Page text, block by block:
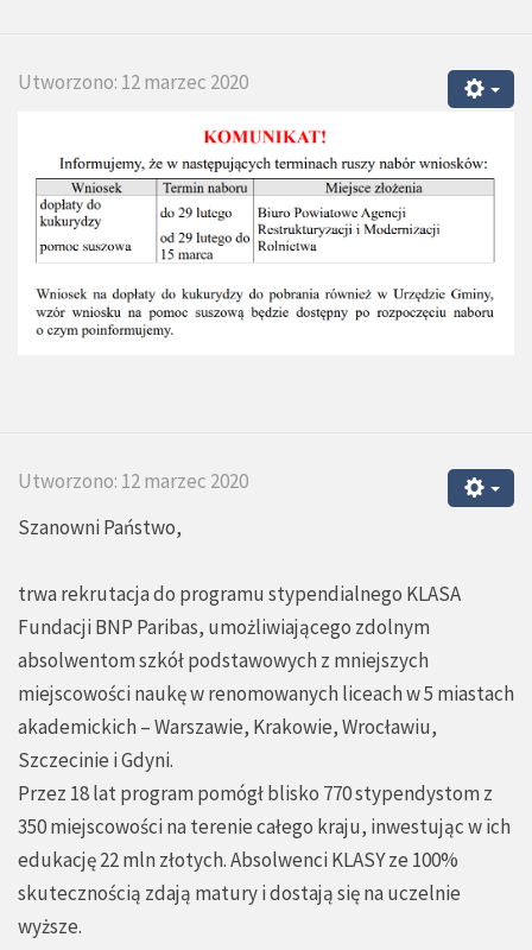
Utworzono: 12 marzec 2020
Utworzono: 12 marzec 2020
Szanowni Państwo,
trwa rekrutacja do programu stypendialnego KLASA
Fundacji BNP Paribas, umożliwiającego zdolnym
absolwentom szkół podstawowych z mniejszych
miejscowości naukę w renomowanych liceach w 5 miastach
akademickich – Warszawie, Krakowie, Wrocławiu,
Szczecinie i Gdyni.
Przez 18 lat program pomógł blisko 770 stypendystom z
350 miejscowości na terenie całego kraju, inwestując w ich
edukację 22 mln złotych. Absolwenci KLASY ze 100%
skutecznością zdają matury i dostają się na uczelnie
wyższe.